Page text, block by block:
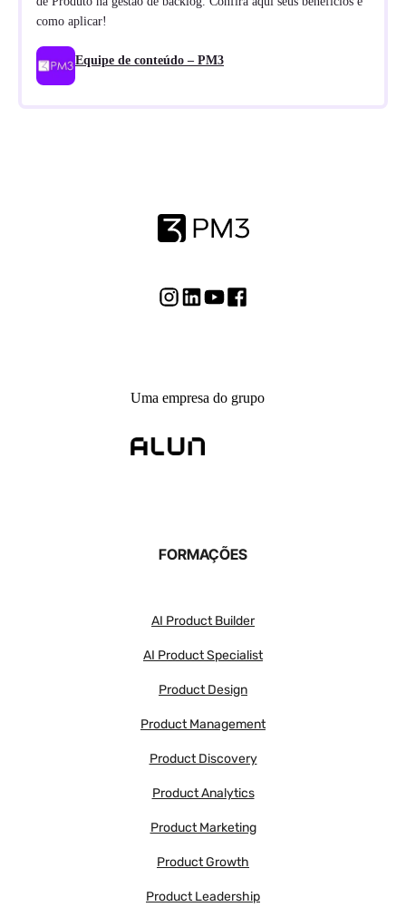
como aplicar!
Equipe de conteúdo – PM3
Uma empresa do grupo
FORMAÇÕES
AI Product Builder
AI Product Specialist
Product Design
Product Management
Product Discovery
Product Analytics
Product Marketing
Product Growth
Product Leadership